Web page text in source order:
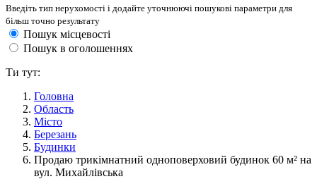
Введіть тип нерухомості і додайте уточнюючі пошукові параметри для
більш точно результату
Пошук місцевості
Пошук в оголошеннях
Ти тут:
Головна
Область
Місто
Березань
Будинки
Продаю трикімнатний одноповерховий будинок 60 м² на
вул. Михайлівська